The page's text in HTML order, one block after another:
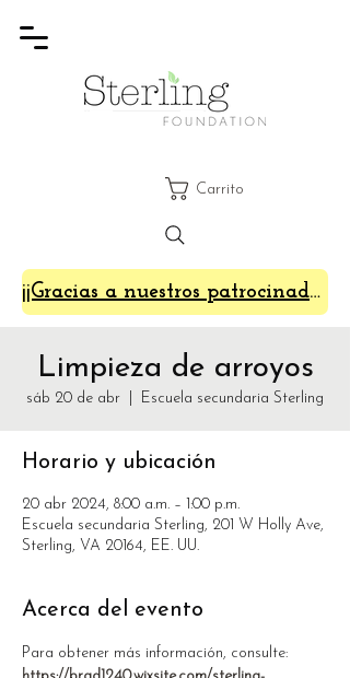
¡¡Gracias a nuestros patrocinadores de SterlingFest 2024!!
Carrito
Limpieza de arroyos
sáb 20 de abr Escuela secundaria Sterling
Horario y ubicación
20 abr 2024, 8:00 a.m. – 1:00 p.m.
Escuela secundaria Sterling, 201 W Holly Ave,
Sterling, VA 20164, EE. UU.
Acerca del evento
Para obtener más información, consulte: